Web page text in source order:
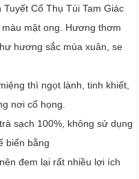
Cổ Thụ Túi Tam Giác
mật ong. Hương thơm
hương sắc mùa xuân, se
thì ngọt lành, tinh khiết,
nơi cổ họng.
sạch 100%, không sử dụng
biến bằng
đem lại rất nhiều lợi ích